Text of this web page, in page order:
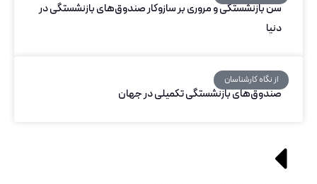
سن بازنشستگی و مروری بر سازوکار صندوق‌های بازنشستگی در
دنیا
از نگاه کارشناسان
صندوق‌های بازنشستگی تکمیلی در جهان